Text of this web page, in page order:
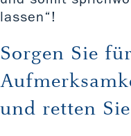
lassen“!
Sorgen Sie
und retten